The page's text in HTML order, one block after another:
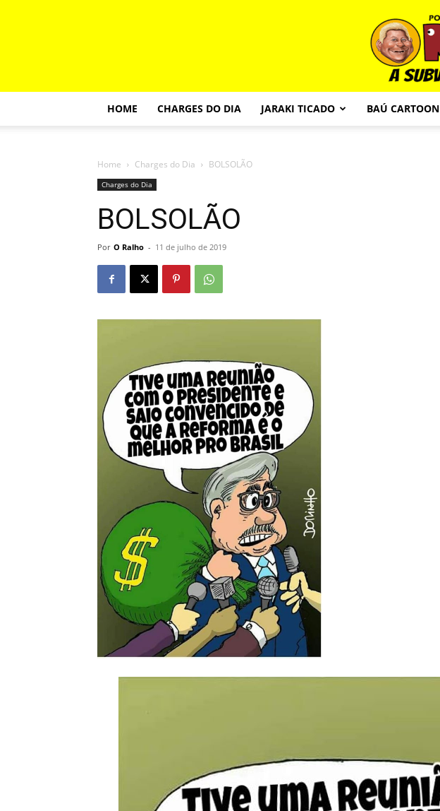
HOME CHARGES DO DIA JARAKI TICADO BAÚ CARTOON
Home Charges do Dia BOLSOLÃO
Charges do Dia
BOLSOLÃO
Por O Ralho - 11 de julho de 2019